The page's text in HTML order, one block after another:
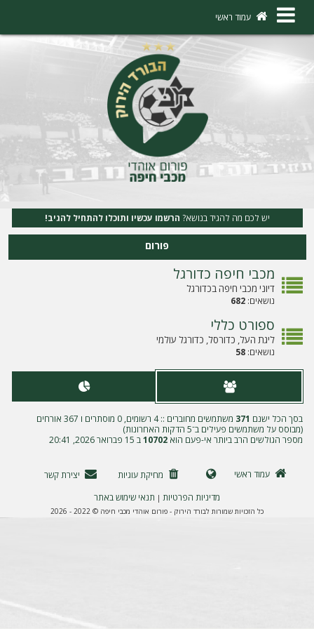
×
ו
ה
ר
ש
מ
עמוד ראשי
יש לכם מה להגיד בנושא? הרשמו עכשיו ותוכלו להתחיל להגיב!
פורום
מכבי חיפה כדורגל
דיוני מכבי חיפה בכדורגל
נושאים:682
ספורט כללי
ליגת העל, כדורסל, כדורגל עולמי
נושאים:58
בסך הכל ישנם 371
משתמשים מחוברים :: 4 רשומים, 0 מוסתרים ו 367 אורחים
(מבוסס על משתמשים פעילים ב־5 הדקות האחרונות)
מספר הגולשים הרב ביותר אי-פעם הוא10702ב 15 פברואר 2026, 20:41
עמוד ראשי מחיקת עוגיות
יצירת קשר
מדיניות הפרטיות | תנאי שימוש באתר
כל הזכויות שמורות לבורד הירוק - פורום אוהדי מכבי חיפה © 2022 - 2026